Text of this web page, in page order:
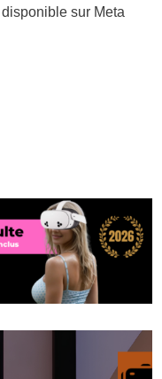
sur Meta